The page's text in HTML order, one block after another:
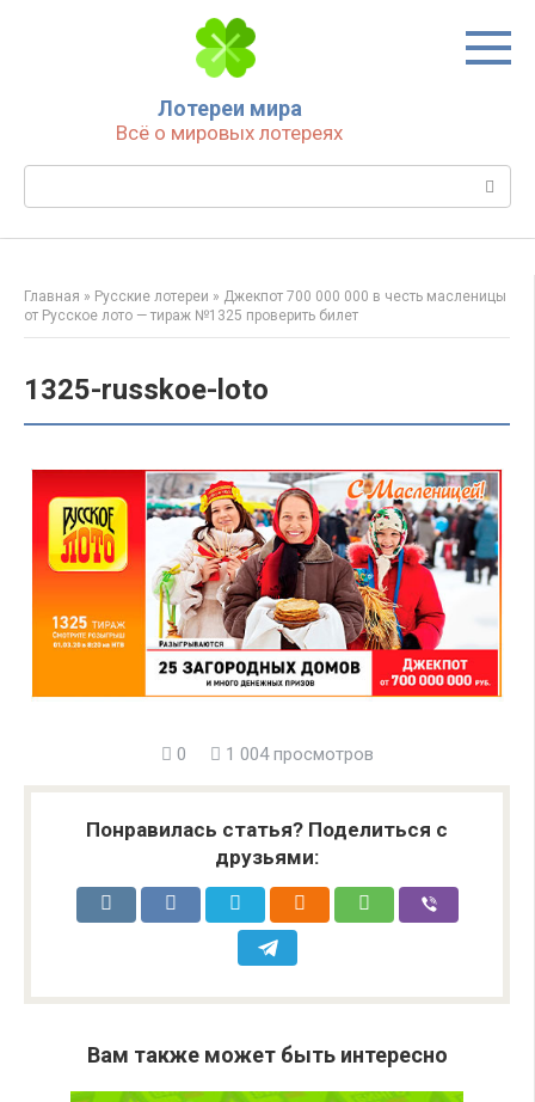
Лотереи мира
Всё о мировых лотереях
Поиск:
Главная » Русские лотереи » Джекпот 700 000 000 в честь масленицы
от Русское лото — тираж №1325 проверить билет
1325-russkoe-loto
0 1 004 просмотров
Понравилась статья? Поделиться с
друзьями:
Вам также может быть интересно